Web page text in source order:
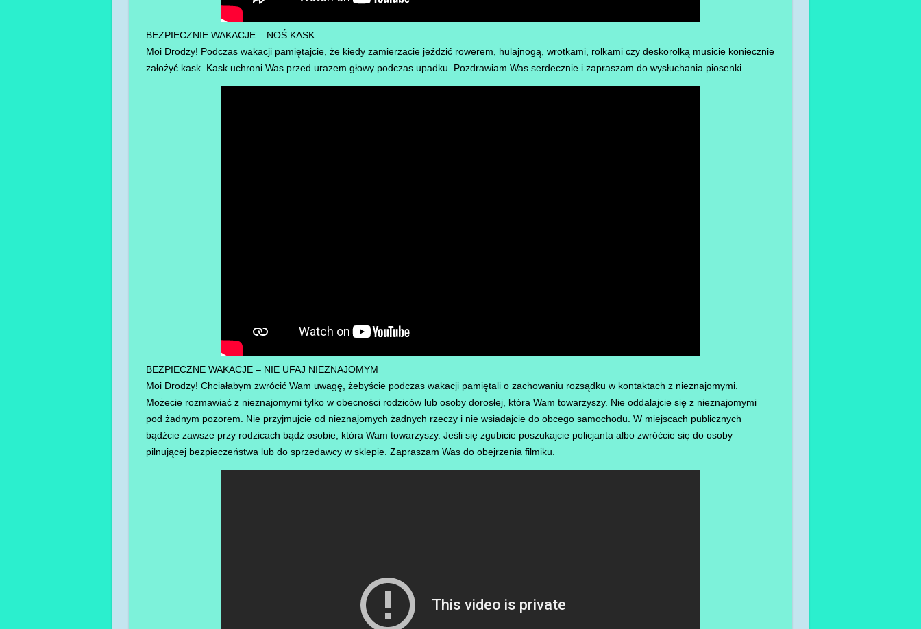
BEZPIECZNIE WAKACJE – NOŚ KASK
Moi Drodzy! Podczas wakacji pamiętajcie, że kiedy zamierzacie jeździć rowerem, hulajnogą, wrotkami, rolkami czy deskorolką musicie koniecznie
założyć kask. Kask uchroni Was przed urazem głowy podczas upadku. Pozdrawiam Was serdecznie i zapraszam do wysłuchania piosenki.
BEZPIECZNE WAKACJE – NIE UFAJ NIEZNAJOMYM
Moi Drodzy! Chciałabym zwrócić Wam uwagę, żebyście podczas wakacji pamiętali o zachowaniu rozsądku w kontaktach z nieznajomymi.
Możecie rozmawiać z nieznajomymi tylko w obecności rodziców lub osoby dorosłej, która Wam towarzyszy. Nie oddalajcie się z nieznajomymi
pod żadnym pozorem. Nie przyjmujcie od nieznajomych żadnych rzeczy i nie wsiadajcie do obcego samochodu. W miejscach publicznych
bądźcie zawsze przy rodzicach bądź osobie, która Wam towarzyszy. Jeśli się zgubicie poszukajcie policjanta albo zwróćcie się do osoby
pilnującej bezpieczeństwa lub do sprzedawcy w sklepie. Zapraszam Was do obejrzenia filmiku.